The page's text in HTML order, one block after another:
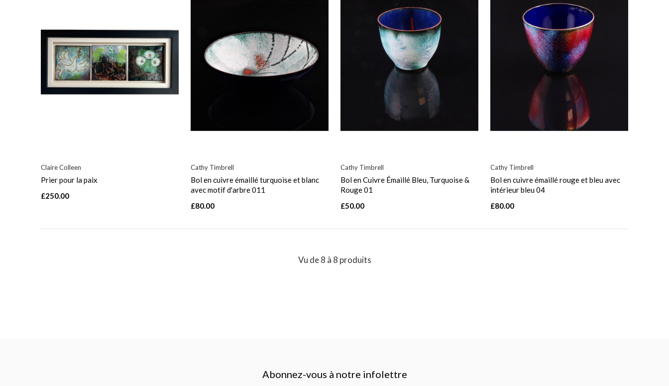
Claire Colleen
Prier pour la paix
£250.00
Cathy Timbrell
Bol en cuivre émaillé turquoise et blanc
avec motif d'arbre 011
£80.00
Cathy Timbrell
Bol en Cuivre Émaillé Bleu, Turquoise &
Rouge 01
£50.00
Cathy Timbrell
Bol en cuivre émaillé rouge et bleu avec
intérieur bleu 04
£80.00
Vu de 8 à 8 produits
Abonnez-vous à notre infolettre